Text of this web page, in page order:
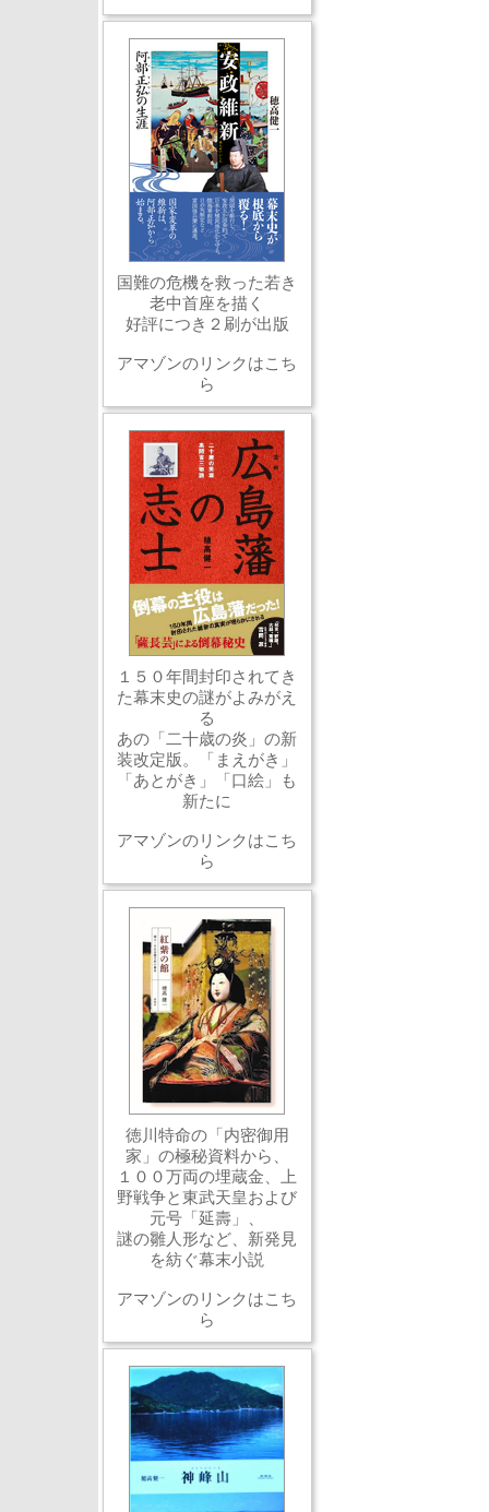
国難の危機を救った若き
老中首座を描く
好評につき２刷が出版
アマゾンのリンクはこち
ら
１５０年間封印されてき
た幕末史の謎がよみがえ
る
あの「二十歳の炎」の新
装改定版。「まえがき」
「あとがき」「口絵」も
新たに
アマゾンのリンクはこち
ら
徳川特命の「内密御用
家」の極秘資料から、
１００万両の埋蔵金、上
野戦争と東武天皇および
元号「延壽」、
謎の雛人形など、新発見
を紡ぐ幕末小説
アマゾンのリンクはこち
ら